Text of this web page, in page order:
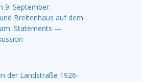
9. September:
Breitenhaus auf dem
Statements —
der Landstraße 1926-